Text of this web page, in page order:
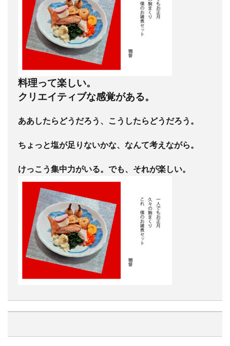
料理って楽しい。
クリエイティブな感覚がある。
ああしたらどうだろう、こうしたらどうだろう。
ちょっと塩が足りないかな、なんて考えながら。
けっこう集中力がいる。でも、それが楽しい。